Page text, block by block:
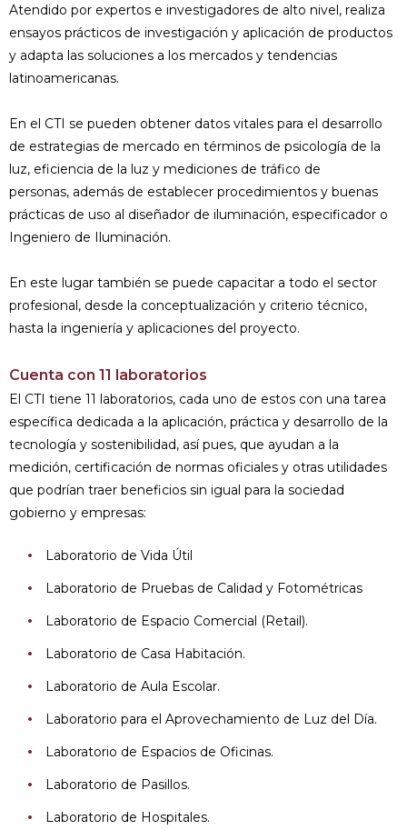
Atendido por expertos e investigadores de alto nivel, realiza
ensayos prácticos de investigación y aplicación de productos
y adapta las soluciones a los mercados y tendencias
latinoamericanas.
En el CTI se pueden obtener datos vitales para el desarrollo
de estrategias de mercado en términos de psicología de la
luz, eficiencia de la luz y mediciones de tráfico de
personas, además de establecer procedimientos y buenas
prácticas de uso al diseñador de iluminación, especificador o
Ingeniero de Iluminación.
En este lugar también se puede capacitar a todo el sector
profesional, desde la conceptualización y criterio técnico,
hasta la ingeniería y aplicaciones del proyecto.
Cuenta con 11 laboratorios
El CTI tiene 11 laboratorios, cada uno de estos con una tarea
específica dedicada a la aplicación, práctica y desarrollo de la
tecnología y sostenibilidad, así pues, que ayudan a la
medición, certificación de normas oficiales y otras utilidades
que podrían traer beneficios sin igual para la sociedad
gobierno y empresas:
Laboratorio de Vida Útil
Laboratorio de Pruebas de Calidad y Fotométricas
Laboratorio de Espacio Comercial (Retail).
Laboratorio de Casa Habitación.
Laboratorio de Aula Escolar.
Laboratorio para el Aprovechamiento de Luz del Día.
Laboratorio de Espacios de Oficinas.
Laboratorio de Pasillos.
Laboratorio de Hospitales.